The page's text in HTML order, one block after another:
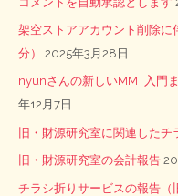
架空ストアアカウント削除に
分）
2025年3月28日
nyunさんの新しいMMT入門
年12月7日
旧・財源研究室に関連したチ
旧・財源研究室の会計報告
チラシ折りサービスの報告（